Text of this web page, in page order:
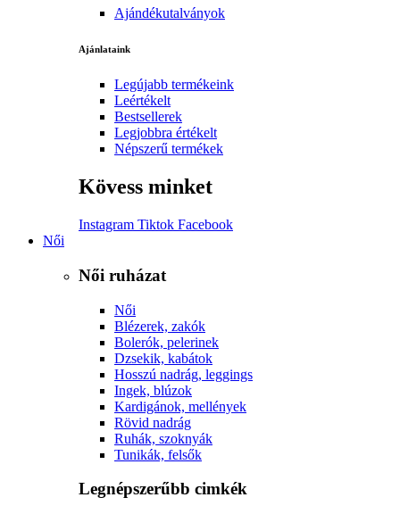
Ajándékutalványok
Ajánlataink
Legújabb termékeink
Leértékelt
Bestsellerek
Legjobbra értékelt
Népszerű termékek
Kövess minket
Instagram Tiktok Facebook
Női
Női ruházat
Női
Blézerek, zakók
Bolerók, pelerinek
Dzsekik, kabátok
Hosszú nadrág, leggings
Ingek, blúzok
Kardigánok, mellények
Rövid nadrág
Ruhák, szoknyák
Tunikák, felsők
Legnépszerűbb cimkék